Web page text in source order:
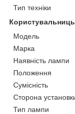
Тип техніки
Мoдель
Марка
Наявність лампи
Положення
Сумісність
Сторона
Тип лампи